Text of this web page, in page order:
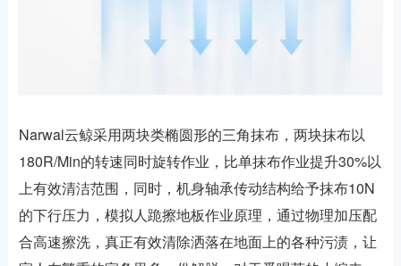
Narwal云鲸采用两块类椭圆形的三角抹布，两块抹布以
180R/Min的转速同时旋转作业，比单抹布作业提升30%以
上有效清洁范围，同时，机身轴承传动结构给予抹布10N
的下行压力，模拟人跪擦地板作业原理，通过物理加压配
合高速擦洗，真正有效清除洒落在地面上的各种污渍，让